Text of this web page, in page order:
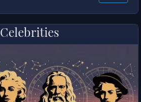
Celebrities